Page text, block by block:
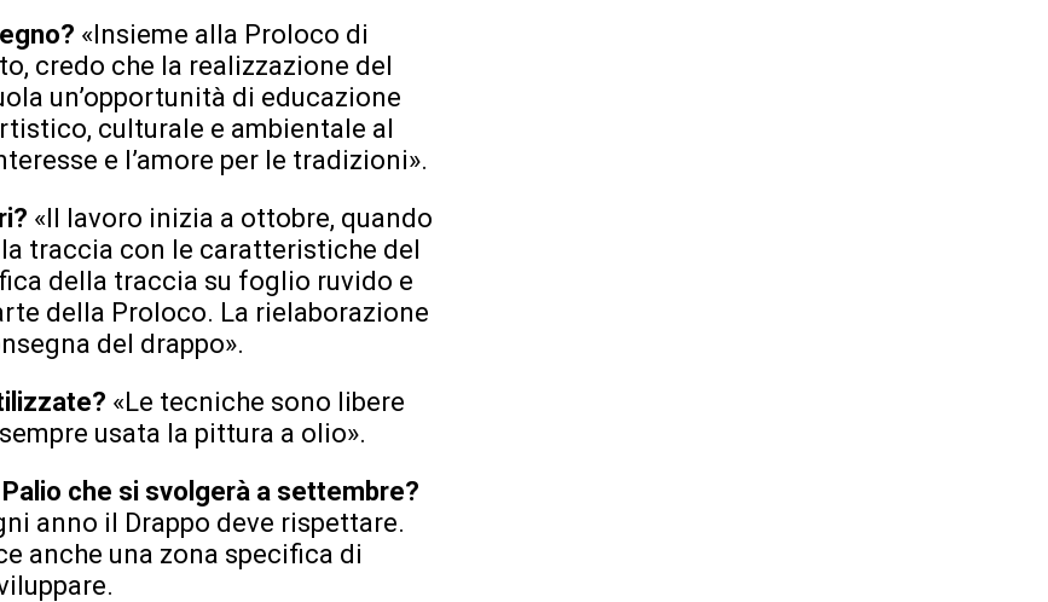
«Insieme alla Proloco di
credo che la realizzazione del
un’opportunità di educazione
culturale e ambientale al
e l’amore per le tradizioni».
«Il lavoro inizia a ottobre, quando
traccia con le caratteristiche del
della traccia su foglio ruvido e
della Proloco. La rielaborazione
del drappo».
«Le tecniche sono libere
usata la pittura a olio».
che si svolgerà a settembre?
anno il Drappo deve rispettare.
anche una zona specifica di